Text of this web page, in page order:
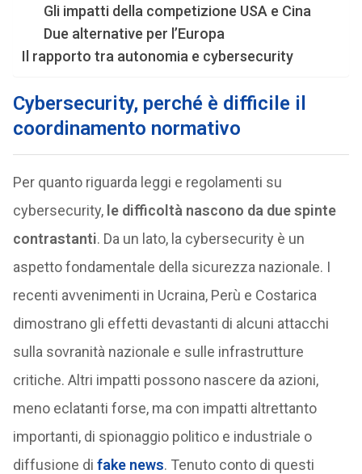
Gli impatti della competizione USA e Cina
Due alternative per l’Europa
Il rapporto tra autonomia e cybersecurity
Cybersecurity, perché è difficile il
coordinamento normativo
Per quanto riguarda leggi e regolamenti su
cybersecurity, le difficoltà nascono da due spinte
contrastanti. Da un lato, la cybersecurity è un
aspetto fondamentale della sicurezza nazionale. I
recenti avvenimenti in Ucraina, Perù e Costarica
dimostrano gli effetti devastanti di alcuni attacchi
sulla sovranità nazionale e sulle infrastrutture
critiche. Altri impatti possono nascere da azioni,
meno eclatanti forse, ma con impatti altrettanto
importanti, di spionaggio politico e industriale o
diffusione di fake news. Tenuto conto di questi